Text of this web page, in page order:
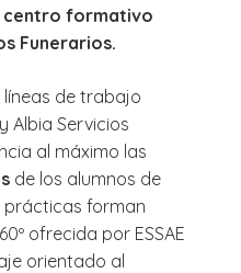
centro formativo
Funerarios.
de trabajo
Albia Servicios
al máximo las
de los alumnos de
prácticas forman
ofrecida por ESSAE
orientado al